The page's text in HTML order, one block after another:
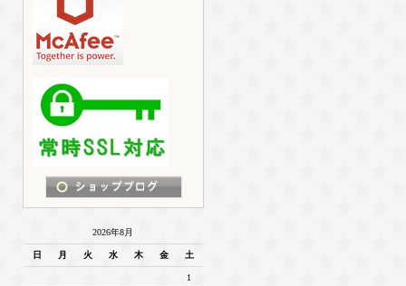
2026年8月
日 月 火 水 木 金 土
1